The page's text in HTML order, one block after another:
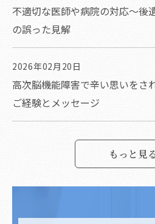
不適切な医師や病院の対応～後
の誤った見解
2026年02月20日
高次脳機能障害で辛い思いをさ
ご経験とメッセージ
もっと見